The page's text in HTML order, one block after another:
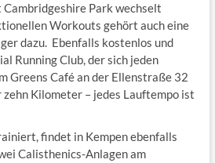
Park wechselt
Workouts gehört auch eine
dazu. Ebenfalls kostenlos und
Running Club, der sich jeden
Greens Café an der Ellenstraße 32
Kilometer – jedes Lauftempo ist
findet in Kempen ebenfalls
Calisthenics-Anlagen am